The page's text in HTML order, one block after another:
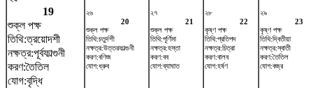
19
শুক্ল পক্ষ
তিথি:ত্রয়োদশী
নক্ষত্র:পূর্বফাল্গুনী
করণ:তৈতিল
যোগ:বৃদ্ধি
২৬
20
শুক্ল পক্ষ
তিথি:চতুর্দশী
নক্ষত্র:উত্তরফাল্গুনী
করণ:বণিজ
যোগ:ধ্রুব
২৭
21
শুক্ল পক্ষ
তিথি:পূর্ণিমা
নক্ষত্র:হস্তা
করণ:বব
যোগ:ব্যাঘাত
২৮
22
কৃষ্ণ পক্ষ
তিথি:প্রতিপদ
নক্ষত্র:চিত্রা
করণ:বালব
যোগ:হর্ষণ
২৯
23
কৃষ্ণ পক্ষ
তিথি:দ্বিতীয়া
নক্ষত্র:স্বাতী
করণ:তৈতিল
যোগ:বজ্র